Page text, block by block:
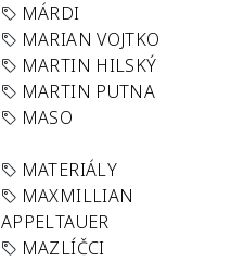
MÁRDI
MARIAN VOJTKO
MARTIN HILSKÝ
MARTIN PUTNA
MASO
MATERIÁLY
MAXMILLIAN
APPELTAUER
MAZLÍČCI